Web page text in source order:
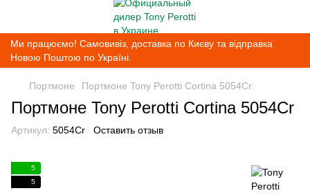
Ми працюємо! Самовивіз, доставка по Києву та відправка
Новою Поштою по Україні.
Портмоне Портмоне Tony Perotti Cortina 5054Cr
Портмоне Tony Perotti Cortina 5054Cr
Артикул: 5054Cr Оставить отзыв
5
5